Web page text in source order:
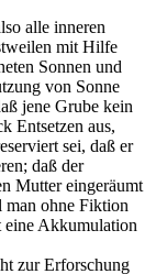
alle inneren
mit Hilfe
Sonnen und
von Sonne
jene Grube kein
Entsetzen aus,
sei, daß er
daß der
Mutter eingeräumt
man ohne Fiktion
eine Akkumulation
zur Erforschung